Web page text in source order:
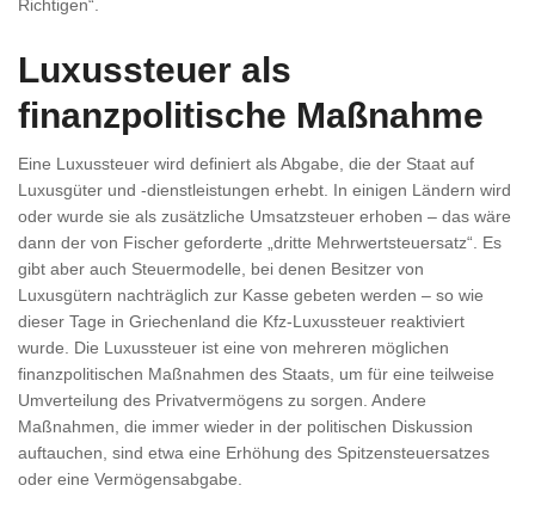
Richtigen“.
Luxussteuer als
finanzpolitische Maßnahme
Eine Luxussteuer wird definiert als Abgabe, die der Staat auf
Luxusgüter und -dienstleistungen erhebt. In einigen Ländern wird
oder wurde sie als zusätzliche Umsatzsteuer erhoben – das wäre
dann der von Fischer geforderte „dritte Mehrwertsteuersatz“. Es
gibt aber auch Steuermodelle, bei denen Besitzer von
Luxusgütern nachträglich zur Kasse gebeten werden – so wie
dieser Tage in Griechenland die Kfz-Luxussteuer reaktiviert
wurde. Die Luxussteuer ist eine von mehreren möglichen
finanzpolitischen Maßnahmen des Staats, um für eine teilweise
Umverteilung des Privatvermögens zu sorgen. Andere
Maßnahmen, die immer wieder in der politischen Diskussion
auftauchen, sind etwa eine Erhöhung des Spitzensteuersatzes
oder eine Vermögensabgabe.